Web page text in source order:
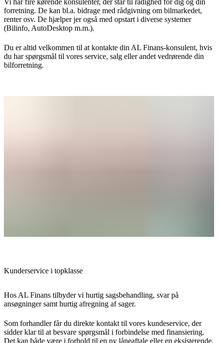
forretning. De kan bl.a. bidrage med rådgivning om bilmarkedet,
renter osv. De hjælper jer også med opstart i diverse systemer
(Bilinfo, AutoDesktop m.m.).
Du er altid velkommen til at kontakte din AL Finans-konsulent, hvis
du har spørgsmål til vores service, salg eller andet vedrørende din
bilforretning.
Kunderservice i topklasse
Hos AL Finans tilbyder vi hurtig sagsbehandling, svar på
ansøgninger samt hurtig afregning af sager.
Som forhandler får du direkte kontakt til vores kundeservice, der
sidder klar til at besvare spørgsmål i forbindelse med finansiering.
Det kan både være i forhold til en ny låneaftale eller en eksisterende.